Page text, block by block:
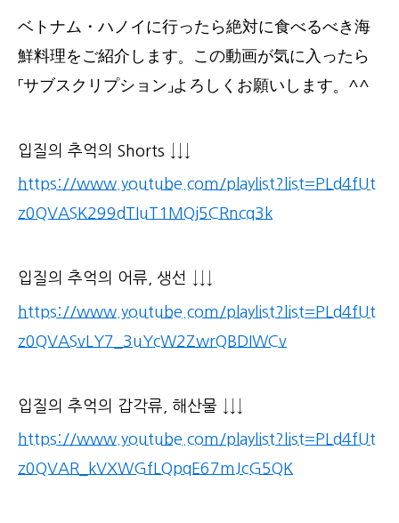
ベトナム・ハノイに行ったら絶対に食べるべき海
鮮料理をご紹介します。この動画が気に入ったら
「サブスクリプション」よろしくお願いします。^^
입질의 추억의 Shorts ↓↓↓
https://www.youtube.com/playlist?list=PLd4fUt
z0QVASK299dTIuT1MQj5CRncq3k
입질의 추억의 어류, 생선 ↓↓↓
https://www.youtube.com/playlist?list=PLd4fUt
z0QVASvLY7_3uYcW2ZwrQBDIWCv
입질의 추억의 갑각류, 해산물 ↓↓↓
https://www.youtube.com/playlist?list=PLd4fUt
z0QVAR_kVXWGfLQpqE67mJcG5QK